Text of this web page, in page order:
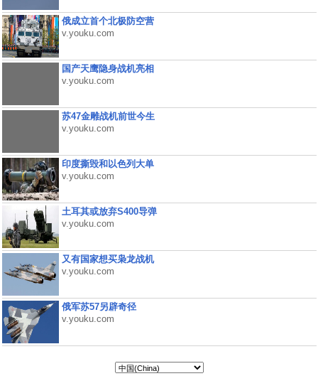
俄成立首个北极防空营
v.youku.com
国产天鹰隐身战机亮相
v.youku.com
苏47金雕战机前世今生
v.youku.com
印度撕毁和以色列大单
v.youku.com
土耳其或放弃S400导弹
v.youku.com
又有国家想买枭龙战机
v.youku.com
俄军苏57另辟奇径
v.youku.com